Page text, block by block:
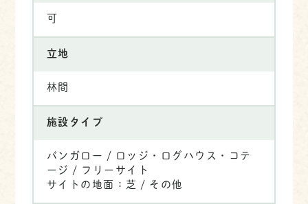
可
立地
林間
施設タイプ
バンガロー / ロッジ・ログハウス・コテ
ージ / フリーサイト
サイトの地面：芝 / その他